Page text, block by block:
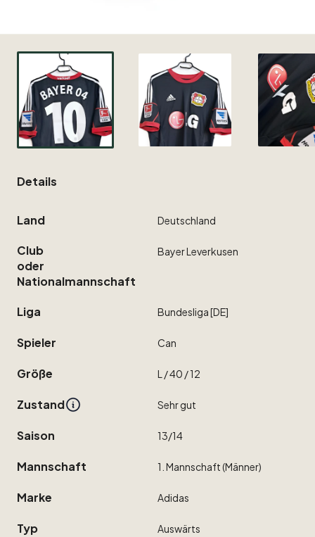
Details
Land Deutschland
Club
oder
Nationalmannschaft
BayerLeverkusen
Liga Bundesliga[DE]
Spieler Can
Größe L ​/​40 ​/​12
Zustand Sehrgut
Saison 13​/​14
Mannschaft 1. Mannschaft(Männer)
Marke Adidas
Typ Auswärts